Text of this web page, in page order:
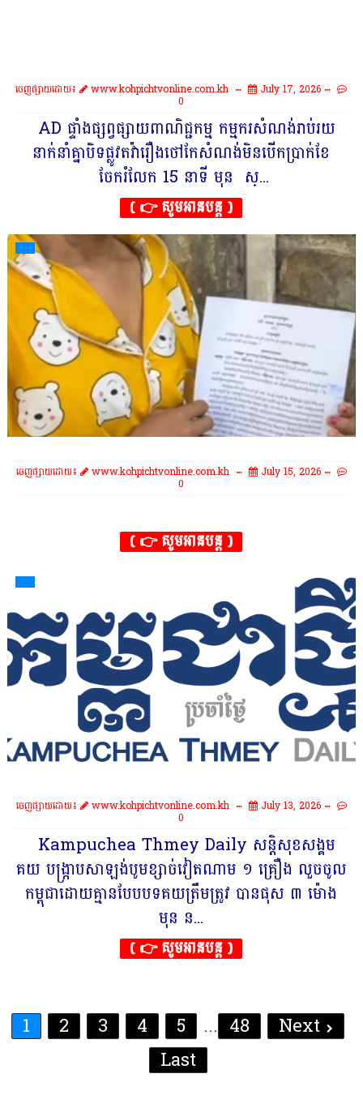
ចេញផ្សាយដោយ៖ www.kohpichtvonline.com.kh July 17, 2026
0
AD ផ្ទាំងផ្សព្វផ្សាយពាណិជ្ជកម្ម កម្មករ​សំណង់​រាប់រយ​
នាក់​នាំ​គ្នា​បិទផ្លូវ​តវ៉ា​រឿង​ថៅកែ​សំណង់​មិន​បើក​ប្រាក់ខែ​
ចែករំលែក 15 នាទី មុន ស្...
( 👉 សូមអានបន្ត )
ចេញផ្សាយដោយ៖ www.kohpichtvonline.com.kh July 15, 2026
0
( 👉 សូមអានបន្ត )
ចេញផ្សាយដោយ៖ www.kohpichtvonline.com.kh July 13, 2026
0
Kampuchea Thmey Daily សន្តិសុខសង្គម
គយ បង្ក្រាបសាឡង់បូមខ្សាច់វៀតណាម ១ គ្រឿង លួចចូល
កម្ពុជាដោយគ្មានបែបបទគយត្រឹ​មត្រូវ​ បានផុស ៣ ម៉ោង
មុន ន...
( 👉 សូមអានបន្ត )
1 2 3 4 5 ... 48
Next
Last